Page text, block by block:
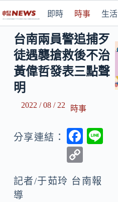
即時 時事 生活
台南兩員警追捕歹
徒遇襲搶救後不治
黃偉哲發表三點聲
明
2022 / 08 / 22 時事
分享連結：
F
b
p
記者/于茹玲 台南報
導